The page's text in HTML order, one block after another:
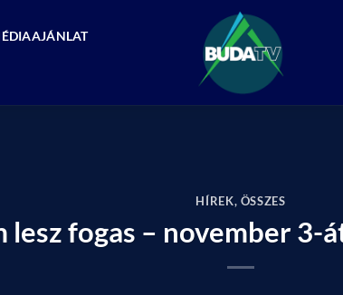
HÍREK, ÖSSZES
lesz fogas – november 3-